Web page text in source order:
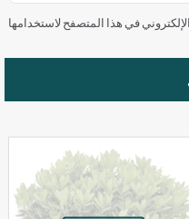
في هذا المتصفح لاستخدامها